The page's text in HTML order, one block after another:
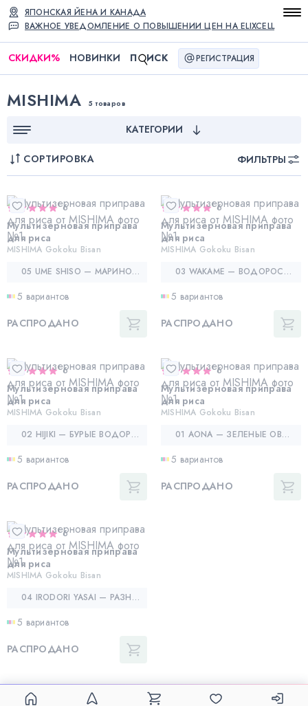
ВАЖНОЕ УВЕДОМЛЕНИЕ О ПОВЫШЕНИИ ЦЕН НА ELIXCELL
ЯПОНСКАЯ ЙЕНА И КАНАДА
СКИДКИ% НОВИНКИ П ИСК РЕГИСТРАЦИЯ
MISHIMA 5 товаров
КАТЕГОРИИ
СОРТИРОВКА ФИЛЬТРЫ
6
Мультизерновая приправа
для риса
MISHIMA Gokoku Bisan
05 UME SHISO — МАРИНОВАННАЯ СЛИВА УМЭ И ПЕРИЛЛА
5 вариантов
РАСПРОДАНО
6
Мультизерновая приправа
для риса
MISHIMA Gokoku Bisan
03 WAKAME — ВОДОРОСЛИ ВАКАМЭ
5 вариантов
РАСПРОДАНО
6
Мультизерновая приправа
для риса
MISHIMA Gokoku Bisan
02 HIJIKI — БУРЫЕ ВОДОРОСЛИ ХИДЗИКИ
5 вариантов
РАСПРОДАНО
6
Мультизерновая приправа
для риса
MISHIMA Gokoku Bisan
01 AONA — ЗЕЛЕНЫЕ ОВОЩИ
5 вариантов
РАСПРОДАНО
6
Мультизерновая приправа
для риса
MISHIMA Gokoku Bisan
04 IRODORI YASAI — РАЗНОЦВЕТНЫЕ ОВОЩИ
5 вариантов
РАСПРОДАНО